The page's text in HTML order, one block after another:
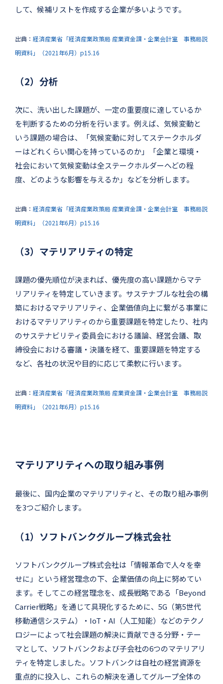
して、候補リストを作成する企業が多いようです。
出典： 経済産業省「経済産業政策局 産業資金課・企業会計室 事務局説
明資料」（2021年6月）p15.16
（2）分析
次に、洗い出した課題が、一定の重要度に達しているか
を判断するための分析を行います。例えば、気候変動と
いう課題の場合は、「気候変動に対してステークホルダ
ーはどれくらい関心を持っているのか」「企業と環境・
社会において気候変動は全ステークホルダーへどの程
度、どのような影響を与えるか」などを分析します。
出典： 経済産業省「経済産業政策局 産業資金課・企業会計室 事務局説
明資料」（2021年6月）p15.16
（3）マテリアリティの特定
課題の優先順位が決まれば、優先度の高い課題からマテ
リアリティを特定していきます。サステナブルな社会の構
築におけるマテリアリティ、企業価値向上に繋がる事業に
おけるマテリアリティのから重要課題を特定したり、社内
のサステナビリティ委員会における議論、経営会議、取
締役会における審議・決議を経て、重要課題を特定する
など、各社の状況や目的に応じて柔軟に行います。
出典： 経済産業省「経済産業政策局 産業資金課・企業会計室 事務局説
明資料」（2021年6月）p15.16
マテリアリティへの取り組み事例
最後に、国内企業のマテリアリティと、その取り組み事例
を3つご紹介します。
（1）ソフトバンクグループ株式会社
ソフトバンクグループ株式会社は「情報革命で人々を幸
せに」という経営理念の下、企業価値の向上に努めてい
ます。そしてこの経営理念を、成長戦略である「Beyond
Carrier戦略」を通じて具現化するために、5G（第5世代
移動通信システム）・IoT・AI（人工知能）などのテクノ
ロジーによって社会課題の解決に貢献できる分野・テー
マとして、ソフトバンクおよび子会社の6つのマテリアリ
ティを特定しました。ソフトバンクは自社の経営資源を
重点的に投入し、これらの解決を通してグループ全体の